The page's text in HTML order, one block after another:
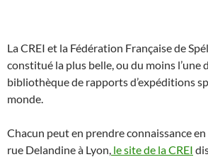
La CREI et la Fédération Française de
constitué la plus belle, ou du moins l’une
bibliothèque de rapports d’expéditions
monde.
Chacun peut en prendre connaissance
rue Delandine à Lyon, le site de la CREI